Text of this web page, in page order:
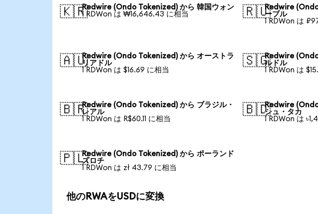
🇰🇷Redwire (Ondo Tokenized) から 韓国ウォン
1 RDWon は ₩16,646.43 に相当
🇷🇺Redwire
ーブル
1 RDWon は
🇦🇺Redwire (Ondo Tokenized) から オーストラ
リアドル
1 RDWon は $16.69 に相当
🇸🇬Redwire
ルドル
1 RDWon は
🇧🇷Redwire (Ondo Tokenized) から ブラジル・
レアル
1 RDWon は R$60.11 に相当
🇧🇩Redwire
シュ・タカ
1 RDWon は
🇵🇱Redwire (Ondo Tokenized) から ポーランド
ズロチ
1 RDWon は zł 43.79 に相当
他のRWAをUSDに変換